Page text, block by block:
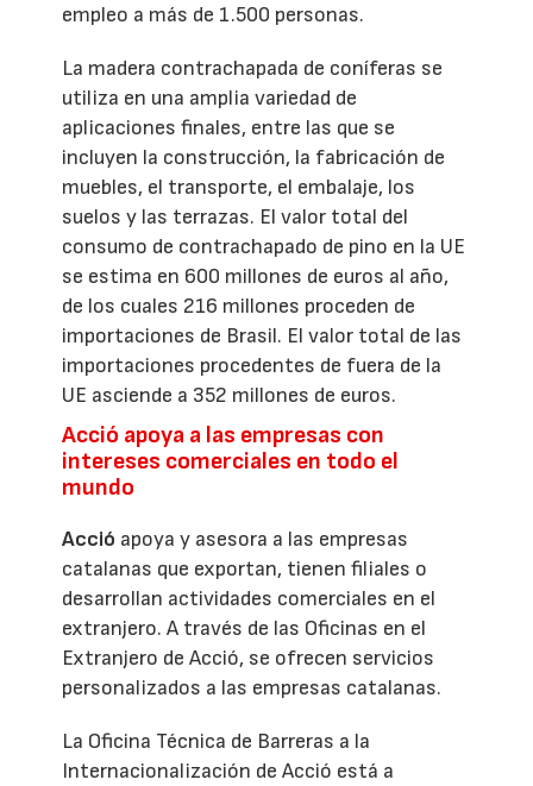
empleo a más de 1.500 personas.
La madera contrachapada de coníferas se
utiliza en una amplia variedad de
aplicaciones finales, entre las que se
incluyen la construcción, la fabricación de
muebles, el transporte, el embalaje, los
suelos y las terrazas. El valor total del
consumo de contrachapado de pino en la UE
se estima en 600 millones de euros al año,
de los cuales 216 millones proceden de
importaciones de Brasil. El valor total de las
importaciones procedentes de fuera de la
UE asciende a 352 millones de euros.
Acció apoya a las empresas con
intereses comerciales en todo el
mundo
Acció apoya y asesora a las empresas
catalanas que exportan, tienen filiales o
desarrollan actividades comerciales en el
extranjero. A través de las Oficinas en el
Extranjero de Acció, se ofrecen servicios
personalizados a las empresas catalanas.
La Oficina Técnica de Barreras a la
Internacionalización de Acció está a